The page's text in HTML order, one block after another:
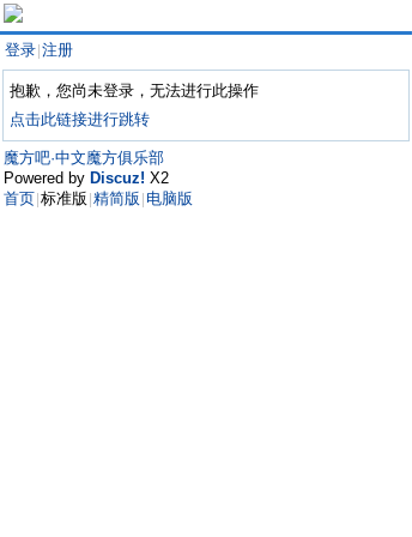
登录 注册
抱歉，您尚未登录，无法进行此操作
点击此链接进行跳转
魔方吧·中文魔方俱乐部
Powered by Discuz! X2
首页 标准版 精简版 电脑版